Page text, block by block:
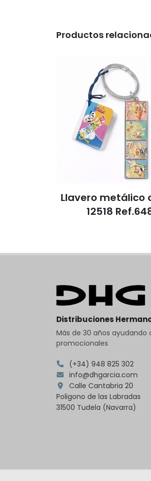
Productos
Llavero metálico
12518
Distribuciones
Más de 30 años
promocionales
(+34) 948 825 302
info@dhgarcia.com
Calle Cantabria 20
Poligono de las Labradas
31500 Tudela (Navarra)